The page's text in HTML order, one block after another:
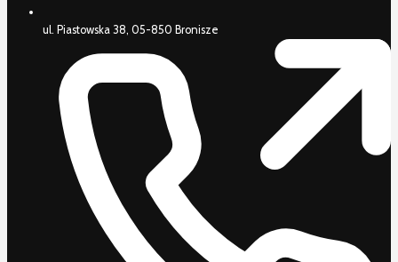
ul. Piastowska 38, 05-850 Bronisze